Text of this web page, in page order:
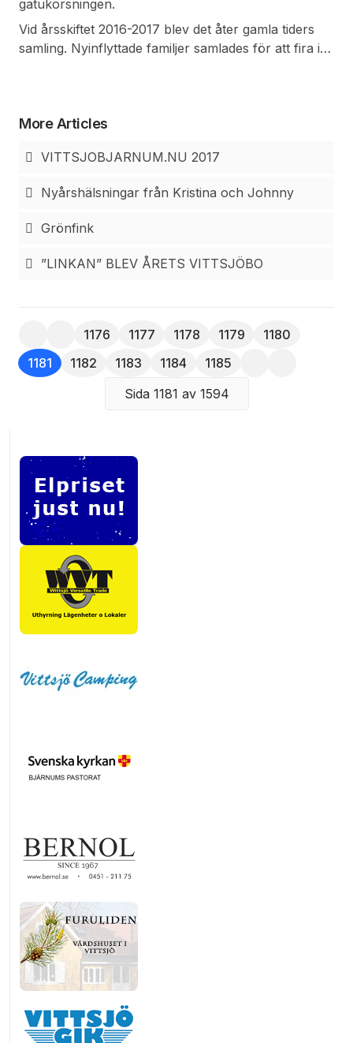
gatukorsningen.
Vid årsskiftet 2016-2017 blev det åter gamla tiders
samling. Nyinflyttade familjer samlades för att fira in
More Articles
VITTSJOBJARNUM.NU 2017
Nyårshälsningar från Kristina och Johnny
Grönfink
”LINKAN” BLEV ÅRETS VITTSJÖBO
1176 1177 1178 1179
1180
1181
1182 1183 1184
1185
Sida 1181 av 1594